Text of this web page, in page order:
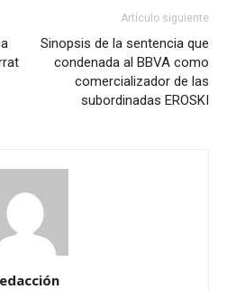
Artículo siguiente
Sinopsis de la sentencia que
condenada al BBVA como
comercializador de las
subordinadas EROSKI